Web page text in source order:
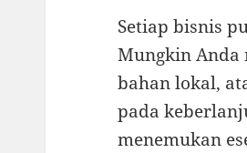
Setiap bisnis
Mungkin Anda
bahan lokal,
pada
menemukan